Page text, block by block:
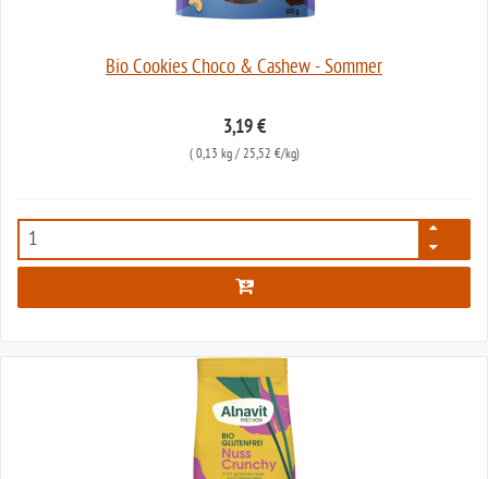
Bio Cookies Choco & Cashew - Sommer
3,19 €
( 0,13 kg/ 25,52 €/kg)
4065